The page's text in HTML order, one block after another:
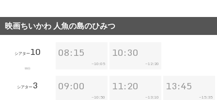
映画ちいかわ 人魚の島のひみつ
シアター10
99分
08:15
~10:05
10:30
~12:20
シアター 3 09:00
~10:50
11:20
~13:10
13:45
~15:35